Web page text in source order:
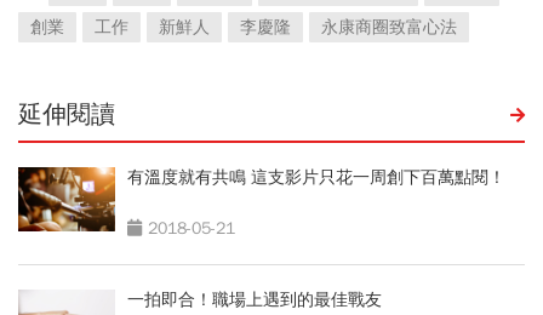
創業
工作 新鮮人 李慶隆 永康商圈致富心法
延伸閱讀
有溫度就有共鳴 這支影片只花一周創下百萬點閱！
2018-05-21
一拍即合！職場上遇到的最佳戰友